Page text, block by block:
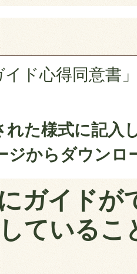
ド心得同意書
れた様式に記入
ジからダウンロ
ガイドが
ているこ